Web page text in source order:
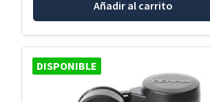
Añadir al carrito
DISPONIBLE